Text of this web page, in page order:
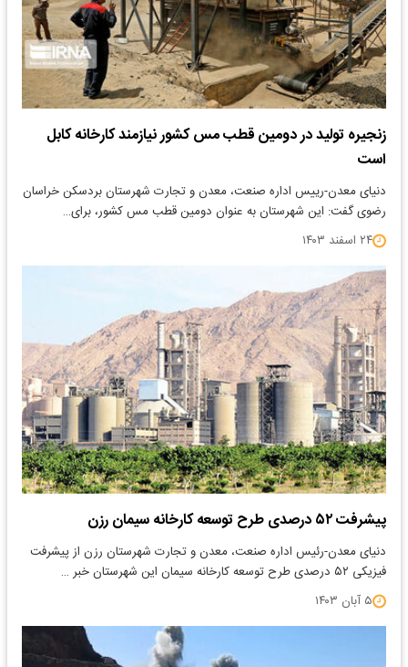
زنجیره تولید در دومین قطب مس کشور نیازمند کارخانه کابل
است
دنیای معدن-رییس اداره صنعت، معدن و تجارت شهرستان بردسکن خراسان
رضوی گفت: این شهرستان به عنوان دومین قطب مس کشور، برای…
۲۴ اسفند ۱۴۰۳
پیشرفت ۵۲ درصدی طرح توسعه کارخانه سیمان رزن
دنیای معدن-رئیس اداره صنعت، معدن و تجارت شهرستان رزن از پیشرفت
فیزیکی ۵۲ درصدی طرح توسعه کارخانه سیمان این شهرستان خبر …
۵ آبان ۱۴۰۳